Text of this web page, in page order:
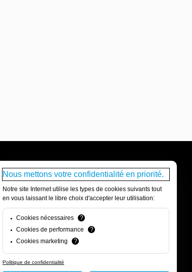
postale
de Genève Théâtre
Louise-Boulaz
postale 2
Genève 6
22 320 50 00
Nous mettons votre confidentialité en priorité.
Notre site Internet utilise les types de cookies suivants tout
en vous laissant le libre choix d'accepter leur utilisation:
Cookies nécessaires
?
Cookies de performance
?
Cookies marketing
?
Politique de confidentialité